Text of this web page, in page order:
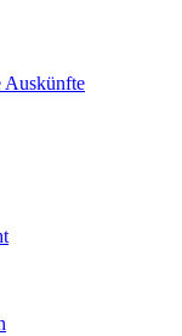
Auskünfte